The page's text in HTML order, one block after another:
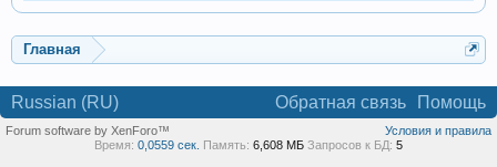
Главная
Russian (RU) Обратная связь Помощь
Условия и правила
Forum software by XenForo™
Время: 0,0559 сек. Память: 6,608 МБ Запросов к БД: 5